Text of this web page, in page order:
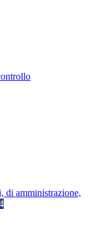
di amministrazione,